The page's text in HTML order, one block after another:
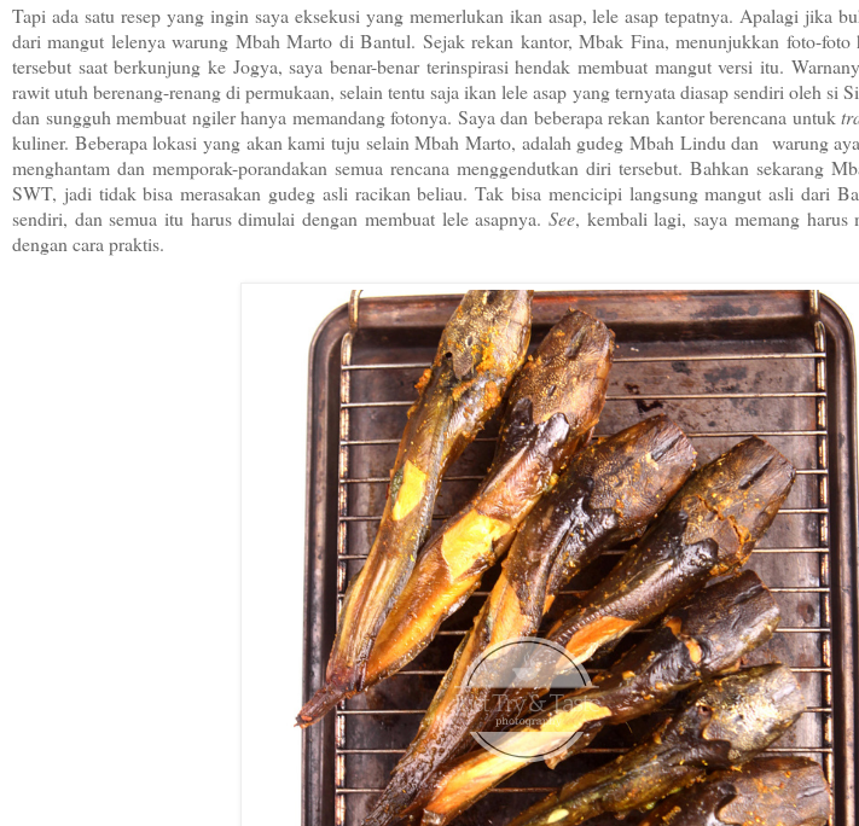
Tapi ada satu resep yang ingin saya eksekusi yang memerlukan ikan asap, lele asap tepatnya. Apalagi jika
dari mangut lelenya warung Mbah Marto di Bantul. Sejak rekan kantor, Mbak Fina, menunjukkan foto-
tersebut saat berkunjung ke Jogya, saya benar-benar terinspirasi hendak membuat mangut versi itu.
rawit utuh berenang-renang di permukaan, selain tentu saja ikan lele asap yang ternyata diasap sendiri oleh si
dan sungguh membuat ngiler hanya memandang fotonya. Saya dan beberapa rekan kantor berencana untuk
kuliner. Beberapa lokasi yang akan kami tuju selain Mbah Marto, adalah gudeg Mbah Lindu dan warung
menghantam dan memporak-porandakan semua rencana menggendutkan diri tersebut. Bahkan sekarang
SWT, jadi tidak bisa merasakan gudeg asli racikan beliau. Tak bisa mencicipi langsung mangut asli dari
sendiri, dan semua itu harus dimulai dengan membuat lele asapnya. See, kembali lagi, saya memang harus
dengan cara praktis.